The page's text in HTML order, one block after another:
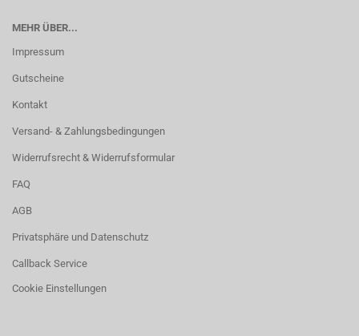
MEHR ÜBER...
Impressum
Gutscheine
Kontakt
Versand- & Zahlungsbedingungen
Widerrufsrecht & Widerrufsformular
FAQ
AGB
Privatsphäre und Datenschutz
Callback Service
Cookie Einstellungen